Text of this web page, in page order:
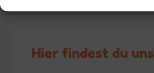
Hier findest du uns